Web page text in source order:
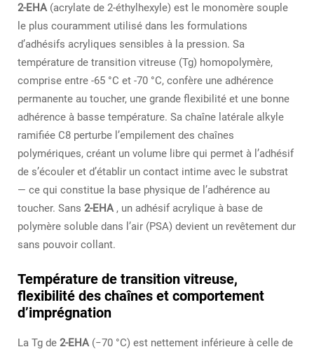
2-EHA (acrylate de 2-éthylhexyle) est le monomère souple
le plus couramment utilisé dans les formulations
d’adhésifs acryliques sensibles à la pression. Sa
température de transition vitreuse (Tg) homopolymère,
comprise entre -65 °C et -70 °C, confère une adhérence
permanente au toucher, une grande flexibilité et une bonne
adhérence à basse température. Sa chaîne latérale alkyle
ramifiée C8 perturbe l’empilement des chaînes
polymériques, créant un volume libre qui permet à l’adhésif
de s’écouler et d’établir un contact intime avec le substrat
— ce qui constitue la base physique de l’adhérence au
toucher. Sans 2-EHA , un adhésif acrylique à base de
polymère soluble dans l’air (PSA) devient un revêtement dur
sans pouvoir collant.
Température de transition vitreuse,
flexibilité des chaînes et comportement
d’imprégnation
La Tg de 2-EHA (−70 °C) est nettement inférieure à celle de